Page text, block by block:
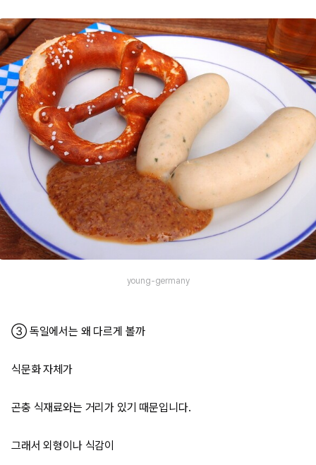
young-germany
③ 독일에서는 왜 다르게 볼까
식문화 자체가
곤충 식재료와는 거리가 있기 때문입니다.
그래서 외형이나 식감이